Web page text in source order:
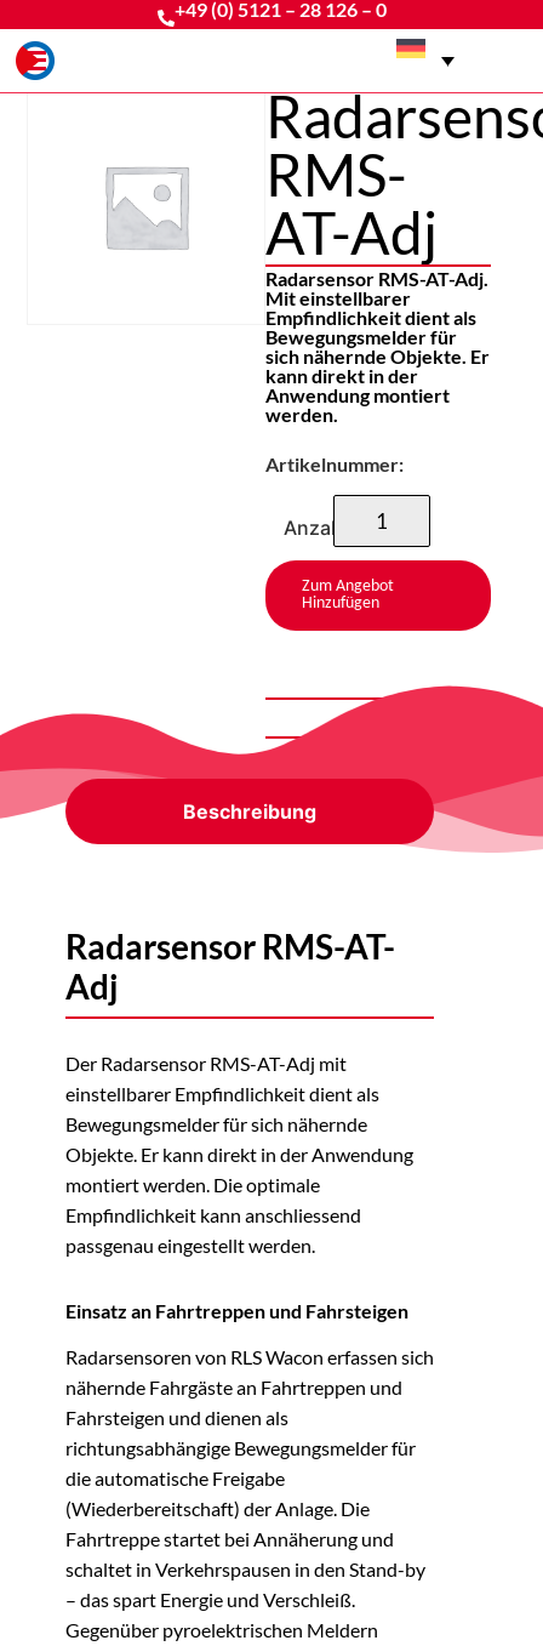
+49 (0) 5121 – 28 126 – 0
RMS-
AT-Adj
Radarsensor RMS-AT-Adj.
Mit einstellbarer
Empfindlichkeit dient als
Bewegungsmelder für
sich nähernde Objekte. Er
kann direkt in der
Anwendung montiert
werden.
Artikelnummer:
Anzahl
Zum Angebot
Hinzufügen
Beschreibung
Radarsensor RMS-AT-
Adj
Der Radarsensor RMS-AT-Adj mit
einstellbarer Empfindlichkeit dient als
Bewegungsmelder für sich nähernde
Objekte. Er kann direkt in der Anwendung
montiert werden. Die optimale
Empfindlichkeit kann anschliessend
passgenau eingestellt werden.
Einsatz an Fahrtreppen und Fahrsteigen
Radarsensoren von RLS Wacon erfassen sich
nähernde Fahrgäste an Fahrtreppen und
Fahrsteigen und dienen als
richtungsabhängige Bewegungsmelder für
die automatische Freigabe
(Wiederbereitschaft) der Anlage. Die
Fahrtreppe startet bei Annäherung und
schaltet in Verkehrspausen in den Stand-by
– das spart Energie und Verschleiß.
Gegenüber pyroelektrischen Meldern